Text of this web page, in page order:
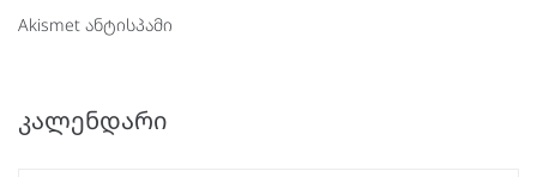
Akismet ანტისპამი
ᲙᲐᲚᲔᲜᲓᲐᲠᲘ